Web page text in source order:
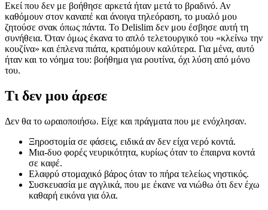
Εκεί που δεν με βοήθησε αρκετά ήταν μετά το βραδινό. Αν
καθόμουν στον καναπέ και άνοιγα τηλεόραση, το μυαλό μου
ζητούσε σνακ όπως πάντα. Το Delislim δεν μου έσβησε αυτή τη
συνήθεια. Όταν όμως έκανα το απλό τελετουργικό του «κλείνω την
κουζίνα» και έπλενα πιάτα, κρατιόμουν καλύτερα. Για μένα, αυτό
ήταν και το νόημα του: βοήθημα για ρουτίνα, όχι λύση από μόνο
του.
Τι δεν μου άρεσε
Δεν θα το ωραιοποιήσω. Είχε και πράγματα που με ενόχλησαν.
Ξηροστομία σε φάσεις, ειδικά αν δεν είχα νερό κοντά.
Μια-δυο φορές νευρικότητα, κυρίως όταν το έπαιρνα κοντά
σε καφέ.
Ελαφρύ στομαχικό βάρος όταν το πήρα τελείως νηστικός.
Συσκευασία με αγγλικά, που με έκανε να νιώθω ότι δεν έχω
καθαρή εικόνα για όλα.